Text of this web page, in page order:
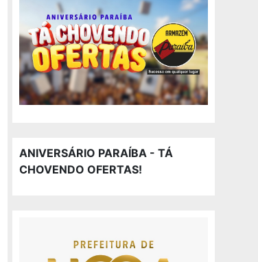
ANIVERSÁRIO PARAÍBA - TÁ
CHOVENDO OFERTAS!